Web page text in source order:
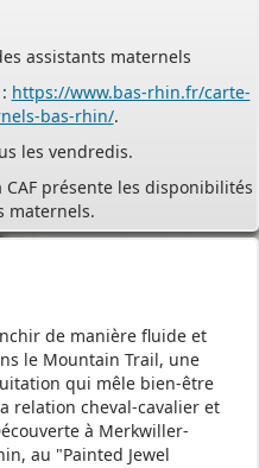
bas-rhin/.
maternels.
mairie
le samedi matin.
le maire, sur rendez-vous.
de manière fluide et
le Mountain Trail, une
qui mêle bien-être
relation cheval-cavalier et
à Merkwiller-
au "Painted Jewel